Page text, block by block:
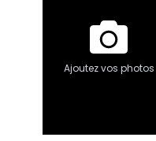
Ajoutez vos photos